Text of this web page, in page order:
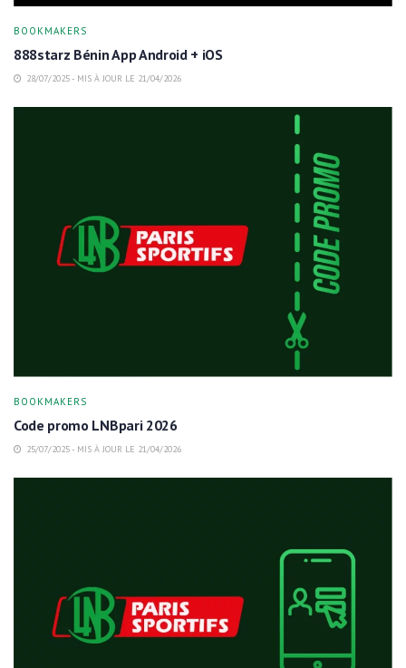
BOOKMAKERS
888starz Bénin App Android + iOS
28/07/2025 - MIS À JOUR LE 21/04/2026
BOOKMAKERS
Code promo LNBpari 2026
25/07/2025 - MIS À JOUR LE 21/04/2026